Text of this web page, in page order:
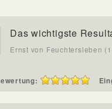
Das wichtigste
Ernst von Feuchtersleben